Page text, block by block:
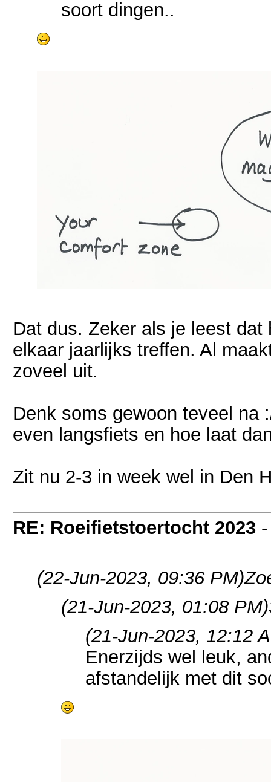
soort dingen..
Dat dus. Zeker als je leest
elkaar jaarlijks treffen. Al
zoveel uit.
Denk soms gewoon teveel na
even langsfiets en hoe laat
Zit nu 2-3 in week wel in Den
RE: Roeifietstoertocht 2023
(22-Jun-2023, 09:36 PM)
(21-Jun-2023, 01:08 PM)
(21-Jun-2023, 12:12
Enerzijds wel leuk,
afstandelijk met dit